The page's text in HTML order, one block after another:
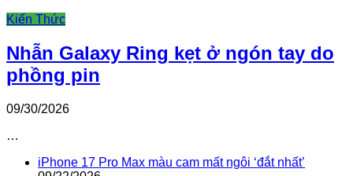
Kiến Thức
Nhẫn Galaxy Ring kẹt ở ngón tay do
phồng pin
09/30/2026
…
iPhone 17 Pro Max màu cam mất ngôi ‘đắt nhất’